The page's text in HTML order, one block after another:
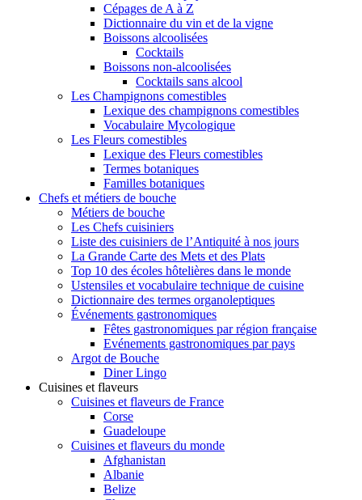
Cépages de A à Z
Dictionnaire du vin et de la vigne
Boissons alcoolisées
Cocktails
Boissons non-alcoolisées
Cocktails sans alcool
Les Champignons comestibles
Lexique des champignons comestibles
Vocabulaire Mycologique
Les Fleurs comestibles
Lexique des Fleurs comestibles
Termes botaniques
Familles botaniques
Chefs et métiers de bouche
Métiers de bouche
Les Chefs cuisiniers
Liste des cuisiniers de l’Antiquité à nos jours
La Grande Carte des Mets et des Plats
Top 10 des écoles hôtelières dans le monde
Ustensiles et vocabulaire technique de cuisine
Dictionnaire des termes organoleptiques
Événements gastronomiques
Fêtes gastronomiques par région française
Evénements gastronomiques par pays
Argot de Bouche
Diner Lingo
Cuisines et flaveurs
Cuisines et flaveurs de France
Corse
Guadeloupe
Cuisines et flaveurs du monde
Afghanistan
Albanie
Belize